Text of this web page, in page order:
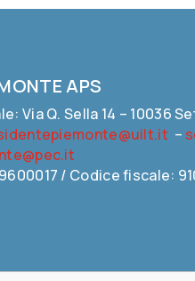
APS
Via Q. Sella 14 – 10036
–
/ Codice fiscale: